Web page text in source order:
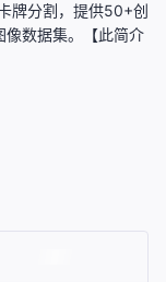
牌分割，提供50+创
数据集。【此简介